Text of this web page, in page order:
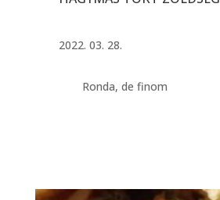
2022. 03. 28.
Ronda, de finom